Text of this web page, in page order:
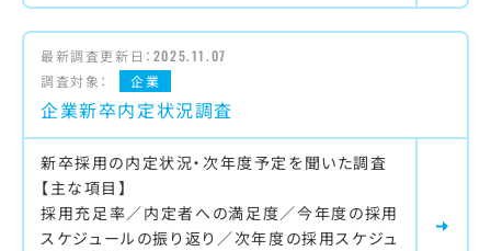
最新調査更新日： 2025.11.07
調査対象：
企業
企業新卒内定状況調査
新卒採用の内定状況・次年度予定を聞いた調査
【主な項目】
採用充足率／内定者への満足度／今年度の採用
スケジュールの振り返り／次年度の採用スケジュ